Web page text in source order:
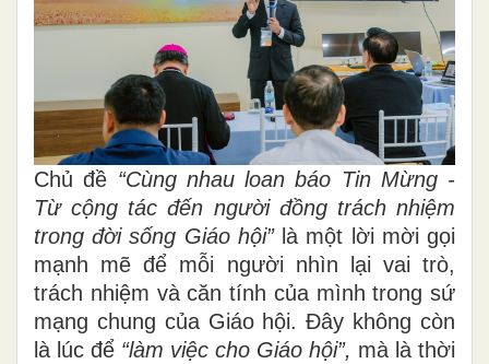
Chủ đề “Cùng nhau loan báo Tin Mừng -
Từ cộng tác đến người đồng trách nhiệm
trong đời sống Giáo hội” là một lời mời gọi
mạnh mẽ để mỗi người nhìn lại vai trò,
trách nhiệm và căn tính của mình trong sứ
mạng chung của Giáo hội. Đây không còn
là lúc để “làm việc cho Giáo hội”, mà là thời